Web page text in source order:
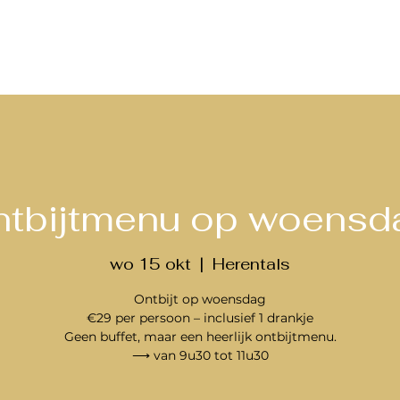
op
wo 15 okt
  |
Herentals
Ontbijt op woensdag
€29 per persoon – inclusief 1 drankje
Geen buffet, maar een heerlijk ontbijtmenu.
⟶ van 9u30 tot 11u30